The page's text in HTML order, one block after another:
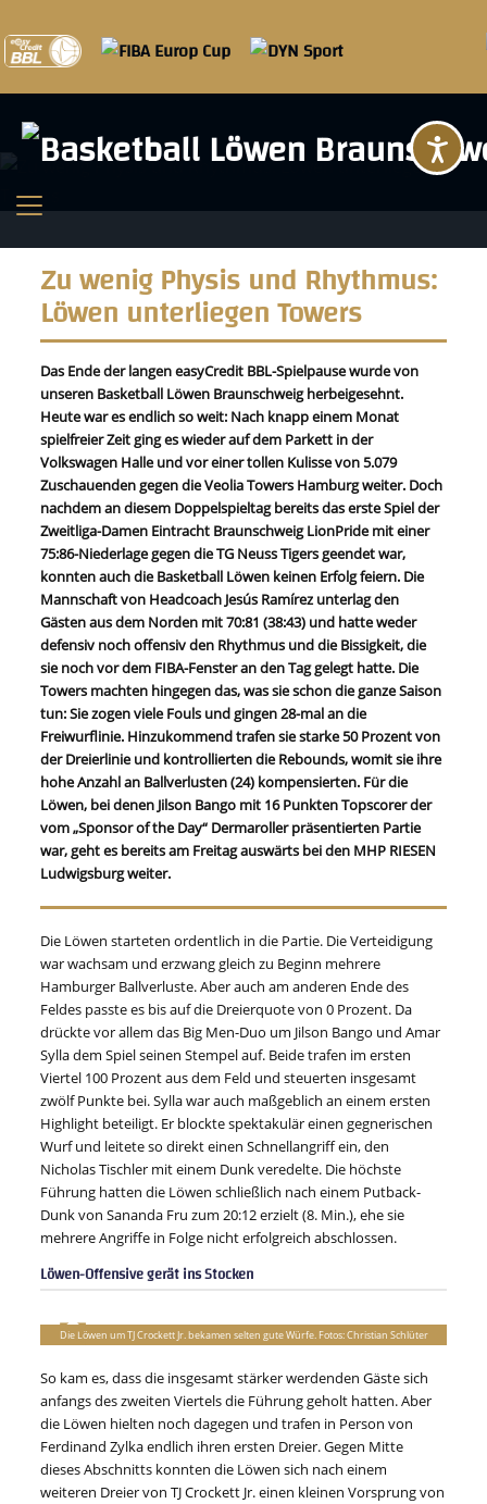
Zu wenig Physis und Rhythmus:
Löwen unterliegen Towers
Das Ende der langen easyCredit BBL-Spielpause wurde von
unseren Basketball Löwen Braunschweig herbeigesehnt.
Heute war es endlich so weit: Nach knapp einem Monat
spielfreier Zeit ging es wieder auf dem Parkett in der
Volkswagen Halle und vor einer tollen Kulisse von 5.079
Zuschauenden gegen die Veolia Towers Hamburg weiter. Doch
nachdem an diesem Doppelspieltag bereits das erste Spiel der
Zweitliga-Damen Eintracht Braunschweig LionPride mit einer
75:86-Niederlage gegen die TG Neuss Tigers geendet war,
konnten auch die Basketball Löwen keinen Erfolg feiern. Die
Mannschaft von Headcoach Jesús Ramírez unterlag den
Gästen aus dem Norden mit 70:81 (38:43) und hatte weder
defensiv noch offensiv den Rhythmus und die Bissigkeit, die
sie noch vor dem FIBA-Fenster an den Tag gelegt hatte. Die
Towers machten hingegen das, was sie schon die ganze Saison
tun: Sie zogen viele Fouls und gingen 28-mal an die
Freiwurflinie. Hinzukommend trafen sie starke 50 Prozent von
der Dreierlinie und kontrollierten die Rebounds, womit sie ihre
hohe Anzahl an Ballverlusten (24) kompensierten. Für die
Löwen, bei denen Jilson Bango mit 16 Punkten Topscorer der
vom „Sponsor of the Day“ Dermaroller präsentierten Partie
war, geht es bereits am Freitag auswärts bei den MHP RIESEN
Ludwigsburg weiter.
Die Löwen starteten ordentlich in die Partie. Die Verteidigung
war wachsam und erzwang gleich zu Beginn mehrere
Hamburger Ballverluste. Aber auch am anderen Ende des
Feldes passte es bis auf die Dreierquote von 0 Prozent. Da
drückte vor allem das Big Men-Duo um Jilson Bango und Amar
Sylla dem Spiel seinen Stempel auf. Beide trafen im ersten
Viertel 100 Prozent aus dem Feld und steuerten insgesamt
zwölf Punkte bei. Sylla war auch maßgeblich an einem ersten
Highlight beteiligt. Er blockte spektakulär einen gegnerischen
Wurf und leitete so direkt einen Schnellangriff ein, den
Nicholas Tischler mit einem Dunk veredelte. Die höchste
Führung hatten die Löwen schließlich nach einem Putback-
Dunk von Sananda Fru zum 20:12 erzielt (8. Min.), ehe sie
mehrere Angriffe in Folge nicht erfolgreich abschlossen.
Löwen-Offensive gerät ins Stocken
Die Löwen um TJ Crockett Jr. bekamen selten gute Würfe. Fotos: Christian Schlüter
So kam es, dass die insgesamt stärker werdenden Gäste sich
anfangs des zweiten Viertels die Führung geholt hatten. Aber
die Löwen hielten noch dagegen und trafen in Person von
Ferdinand Zylka endlich ihren ersten Dreier. Gegen Mitte
dieses Abschnitts konnten die Löwen sich nach einem
weiteren Dreier von TJ Crockett Jr. einen kleinen Vorsprung von